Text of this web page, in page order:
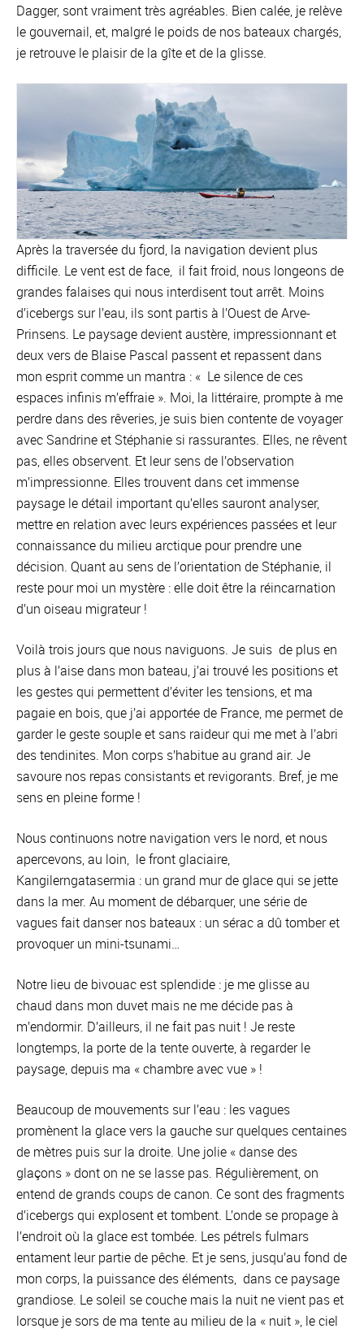
Dagger, sont vraiment très agréables. Bien calée, je relève
le gouvernail, et, malgré le poids de nos bateaux chargés,
je retrouve le plaisir de la gîte et de la glisse.
Après la traversée du fjord, la navigation devient plus
difficile. Le vent est de face, il fait froid, nous longeons de
grandes falaises qui nous interdisent tout arrêt. Moins
d’icebergs sur l’eau, ils sont partis à l’Ouest de Arve-
Prinsens. Le paysage devient austère, impressionnant et
deux vers de Blaise Pascal passent et repassent dans
mon esprit comme un mantra : « Le silence de ces
espaces infinis m’effraie ». Moi, la littéraire, prompte à me
perdre dans des rêveries, je suis bien contente de voyager
avec Sandrine et Stéphanie si rassurantes. Elles, ne rêvent
pas, elles observent. Et leur sens de l’observation
m’impressionne. Elles trouvent dans cet immense
paysage le détail important qu’elles sauront analyser,
mettre en relation avec leurs expériences passées et leur
connaissance du milieu arctique pour prendre une
décision. Quant au sens de l’orientation de Stéphanie, il
reste pour moi un mystère : elle doit être la réincarnation
d’un oiseau migrateur !
Voilà trois jours que nous naviguons. Je suis de plus en
plus à l’aise dans mon bateau, j’ai trouvé les positions et
les gestes qui permettent d’éviter les tensions, et ma
pagaie en bois, que j’ai apportée de France, me permet de
garder le geste souple et sans raideur qui me met à l’abri
des tendinites. Mon corps s’habitue au grand air. Je
savoure nos repas consistants et revigorants. Bref, je me
sens en pleine forme !
Nous continuons notre navigation vers le nord, et nous
apercevons, au loin, le front glaciaire,
Kangilerngatasermia : un grand mur de glace qui se jette
dans la mer. Au moment de débarquer, une série de
vagues fait danser nos bateaux : un sérac a dû tomber et
provoquer un mini-tsunami…
Notre lieu de bivouac est splendide : je me glisse au
chaud dans mon duvet mais ne me décide pas à
m’endormir. D’ailleurs, il ne fait pas nuit ! Je reste
longtemps, la porte de la tente ouverte, à regarder le
paysage, depuis ma « chambre avec vue » !
Beaucoup de mouvements sur l’eau : les vagues
promènent la glace vers la gauche sur quelques centaines
de mètres puis sur la droite. Une jolie « danse des
glaçons » dont on ne se lasse pas. Régulièrement, on
entend de grands coups de canon. Ce sont des fragments
d’icebergs qui explosent et tombent. L’onde se propage à
l’endroit où la glace est tombée. Les pétrels fulmars
entament leur partie de pêche. Et je sens, jusqu’au fond de
mon corps, la puissance des éléments, dans ce paysage
grandiose. Le soleil se couche mais la nuit ne vient pas et
lorsque je sors de ma tente au milieu de la « nuit », le ciel